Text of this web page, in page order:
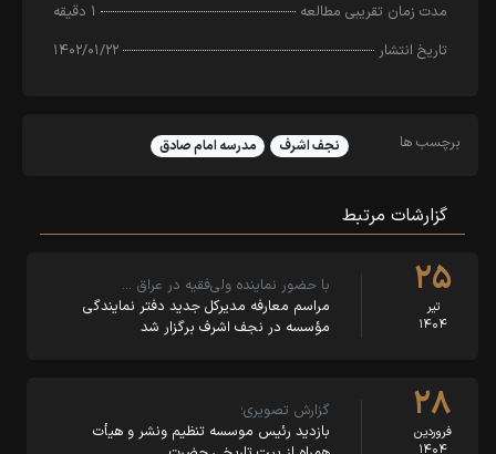
مدت زمان تقریبی مطالعه
۱ دقیقه
تاریخ انتشار
۱۴۰۲/۰۱/۲۲
برچسب ها نجف اشرف مدرسه امام صادق
گزارشات مرتبط
۲۵
تیر
۱۴۰۴
با حضور نماینده ولی‌فقیه در عراق …
مراسم معارفه مدیرکل جدید دفتر نمایندگی
مؤسسه در نجف اشرف برگزار شد
۲۸
فروردین
۱۴۰۴
گزارش تصویری؛
بازدید رئیس موسسه تنظیم ونشر و هیأت